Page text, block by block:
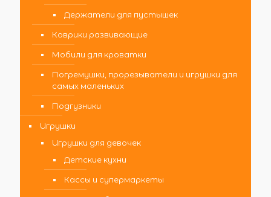
Держатели для пустышек
Коврики развивающие
Мобили для кроватки
Погремушки, прорезыватели и игрушки для
самых маленьких
Подгузники
Игрушки
Игрушки для девочек
Детские кухни
Кассы и супермаркеты